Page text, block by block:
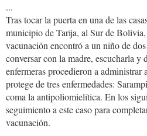
...
Tras tocar la puerta en una de las
municipio de Tarija, al Sur de
vacunación encontró a un niño de
conversar con la madre, escucharla y
enfermeras procedieron a administrar
protege de tres enfermedades:
coma la antipoliomielítica. En los
seguimiento a este caso para
vacunación.